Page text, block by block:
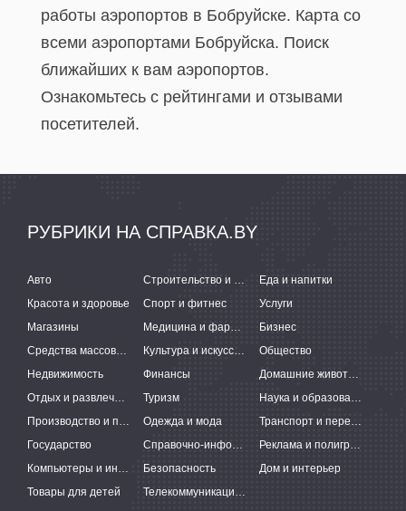
работы аэропортов в Бобруйске. Карта со
всеми аэропортами Бобруйска. Поиск
ближайших к вам аэропортов.
Ознакомьтесь с рейтингами и отзывами
посетителей.
РУБРИКИ НА СПРАВКА.BY
Авто Строительство и ремонт
Еда и напитки
Красота и здоровье
Спорт и фитнес
Услуги
Магазины
Медицина и фармацевтика
Бизнес
Средства массовой информации
Культура и искусство
Общество
Недвижимость
Финансы
Домашние животные
Отдых и развлечения
Туризм
Наука и образование
Производство и поставки
Одежда и мода
Транспорт и перевозки
Государство
Справочно-информационные системы
Реклама и полиграфия
Компьютеры и интернет
Безопасность
Дом и интерьер
Товары для детей
Телекоммуникации и связь